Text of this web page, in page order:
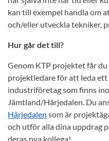
kan till exempel handla om
och/eller utveckla tekniker,
Hur går det till?
Genom KTP projektet får
projektledare för att leda
industriföretag som finns
Jämtland/Härjedalen. Du
Härjedalen som är
och utför alla dina uppdrag
deras nya kollega!